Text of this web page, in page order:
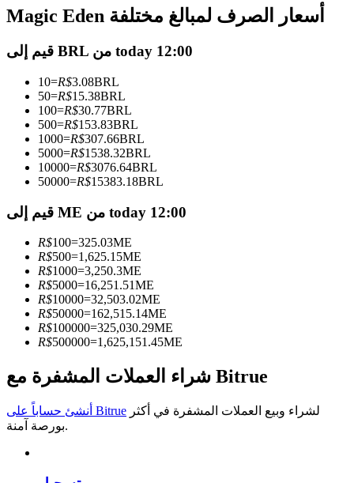
كن متداول نسخ
استمتع بتقاسم الأرباح وعمولات نسخ التداول
معلومة
تحليل البيانات الضخمة بما في ذلك المعلومات التجارية، وما
إلى ذلك.
Magic Eden أسعار الصرف لمبالغ مختلفة
قيم إلى BRL من today 12:00
10=R$3.08BRL
50=R$15.38BRL
100=R$30.77BRL
500=R$153.83BRL
1000=R$307.66BRL
5000=R$1538.32BRL
10000=R$3076.64BRL
50000=R$15383.18BRL
قيم إلى ME من today 12:00
R$100=325.03ME
R$500=1,625.15ME
R$1000=3,250.3ME
R$5000=16,251.51ME
R$10000=32,503.02ME
R$50000=162,515.14ME
R$100000=325,030.29ME
R$500000=1,625,151.45ME
شراء العملات المشفرة مع Bitrue
أنشئ حساباً على Bitrue
بورصة آمنة.